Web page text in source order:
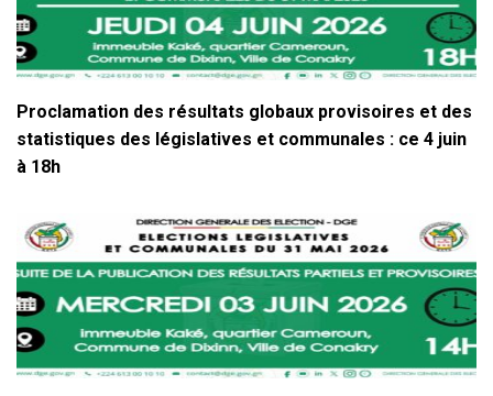
Proclamation des résultats globaux provisoires et des
statistiques des législatives et communales : ce 4 juin
à 18h